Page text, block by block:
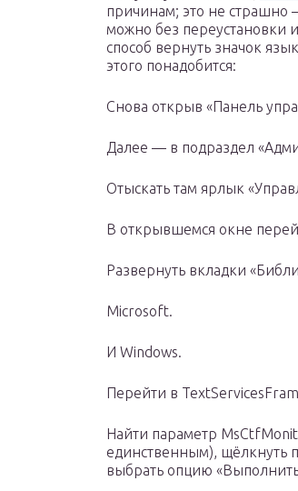
причинам; это не страшно
можно без переустановки
способ вернуть значок
этого понадобится:
Снова открыв «Панель
Далее — в подраздел
Отыскать там ярлык
В открывшемся окне
Развернуть вкладки
Microsoft.
И Windows.
Перейти в
Найти параметр
единственным), щёлкнуть
выбрать опцию